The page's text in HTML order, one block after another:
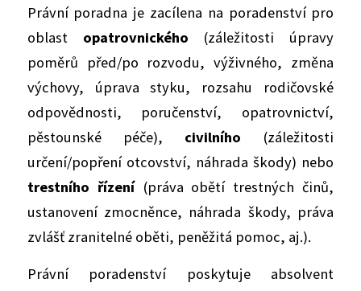
Právní poradna je zacílena na poradenství pro
oblast opatrovnického (záležitosti úpravy
poměrů před/po rozvodu, výživného, změna
výchovy, úprava styku, rozsahu rodičovské
odpovědnosti, poručenství, opatrovnictví,
pěstounské péče), civilního (záležitosti
určení/popření otcovství, náhrada škody) nebo
trestního řízení(práva obětí trestných činů,
ustanovení zmocněnce, náhrada škody, práva
zvlášť zranitelné oběti, peněžitá pomoc, aj.).
Právní poradenství poskytuje absolvent